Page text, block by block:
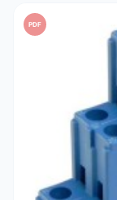
PDF